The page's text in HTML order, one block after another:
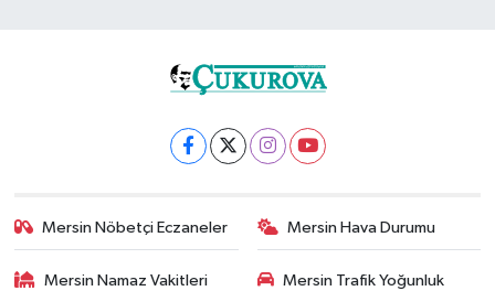
Mersin Nöbetçi Eczaneler Mersin Hava Durumu
Mersin Namaz Vakitleri
Mersin Trafik Yoğunluk